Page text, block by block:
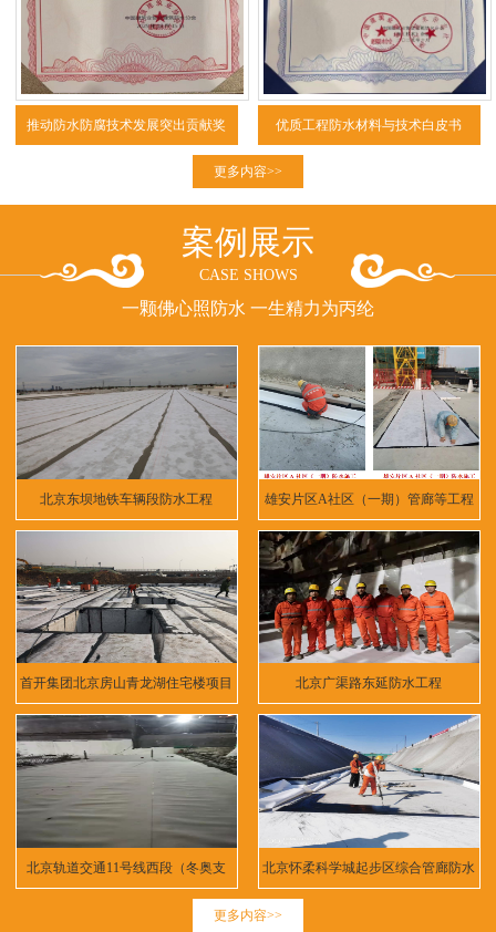
推动防水防腐技术发展突出贡献奖 优质工程防水材料与技术白皮书
更多内容>>
案例展示
CASE SHOWS
一颗佛心照防水 一生精力为丙纶
北京东坝地铁车辆段防水工程 雄安片区A社区（一期）管廊等工程
首开集团北京房山青龙湖住宅楼项目 北京广渠路东延防水工程
北京轨道交通11号线西段（冬奥支 北京怀柔科学城起步区综合管廊防水
更多内容>>